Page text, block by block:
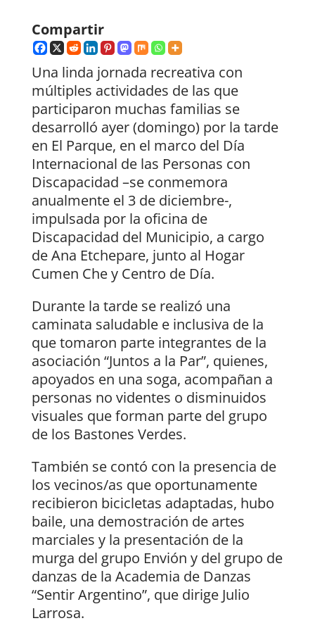
Compartir
Una linda jornada recreativa con
múltiples actividades de las que
participaron muchas familias se
desarrolló ayer (domingo) por la tarde
en El Parque, en el marco del Día
Internacional de las Personas con
Discapacidad –se conmemora
anualmente el 3 de diciembre-,
impulsada por la oficina de
Discapacidad del Municipio, a cargo
de Ana Etchepare, junto al Hogar
Cumen Che y Centro de Día.
Durante la tarde se realizó una
caminata saludable e inclusiva de la
que tomaron parte integrantes de la
asociación “Juntos a la Par”, quienes,
apoyados en una soga, acompañan a
personas no videntes o disminuidos
visuales que forman parte del grupo
de los Bastones Verdes.
También se contó con la presencia de
los vecinos/as que oportunamente
recibieron bicicletas adaptadas, hubo
baile, una demostración de artes
marciales y la presentación de la
murga del grupo Envión y del grupo de
danzas de la Academia de Danzas
“Sentir Argentino”, que dirige Julio
Larrosa.